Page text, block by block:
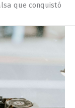
que conquistó